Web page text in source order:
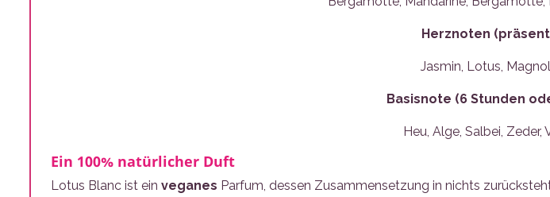
Herznoten
Jasmin, Lotus,
Basisnote (6 Stunden
Heu, Alge, Salbei, Zeder,
Ein 100% natürlicher Duft
Lotus Blanc ist ein veganes Parfum, dessen Zusammensetzung in nichts